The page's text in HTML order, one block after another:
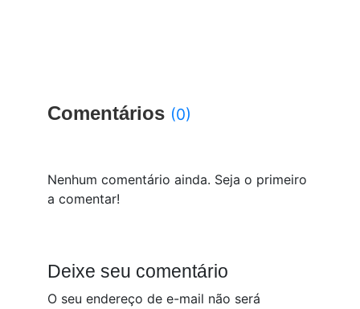
Comentários (0)
Nenhum comentário ainda. Seja o primeiro
a comentar!
Deixe seu comentário
O seu endereço de e-mail não será